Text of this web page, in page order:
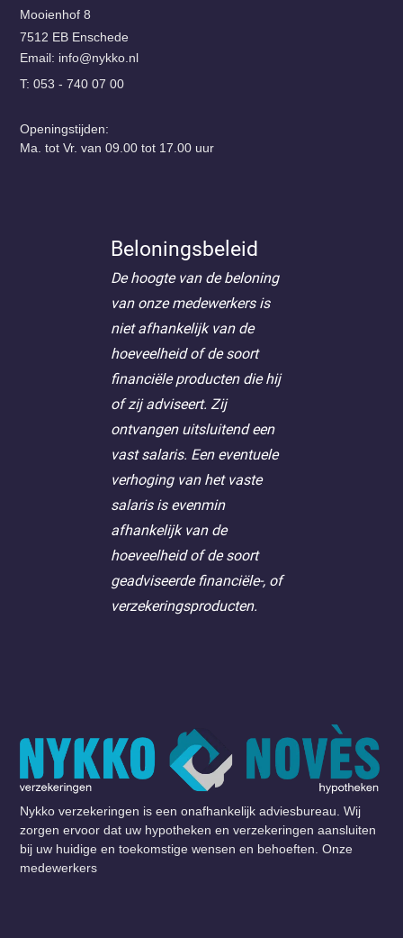
Nykko verzekeringen is een onafhankelijk adviesbureau. Wij
zorgen ervoor dat uw hypotheken en verzekeringen aansluiten
bij uw huidige en toekomstige wensen en behoeften. Onze
medewerkers
Beloningsbeleid
De hoogte van de beloning
van onze medewerkers is
niet afhankelijk van de
hoeveelheid of de soort
financiële producten die hij
of zij adviseert. Zij
ontvangen uitsluitend een
vast salaris. Een eventuele
verhoging van het vaste
salaris is evenmin
afhankelijk van de
hoeveelheid of de soort
geadviseerde financiële-, of
verzekeringsproducten.
Mooienhof 8
7512 EB Enschede
Email:
ln.okkyn
@ofni
T: 053 - 740 07 00
Openingstijden:
Ma. tot Vr. van 09.00 tot 17.00 uur